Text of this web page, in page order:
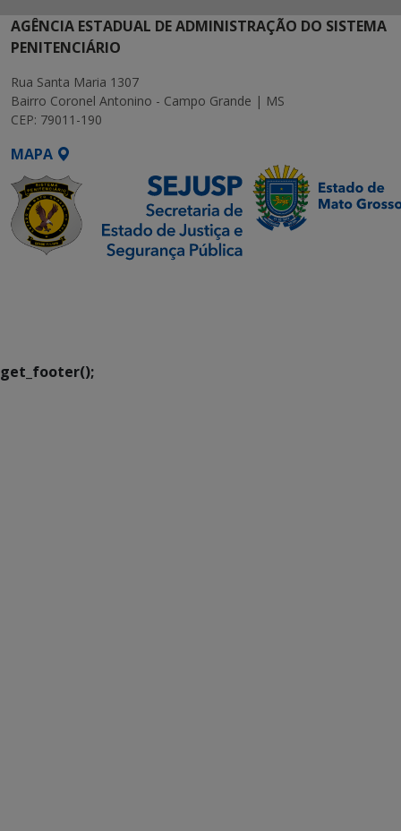
AGÊNCIA ESTADUAL DE ADMINISTRAÇÃO DO SISTEMA
PENITENCIÁRIO
Rua Santa Maria 1307
Bairro Coronel Antonino - Campo Grande | MS
CEP: 79011-190
MAPA
get_footer();